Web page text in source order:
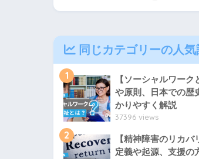
同じカテゴリーの人
1
【ソーシャルワーク
や原則、日本での歴
かりやすく解説
37396 views
2
【精神障害のリカバ
定義や起源、支援の